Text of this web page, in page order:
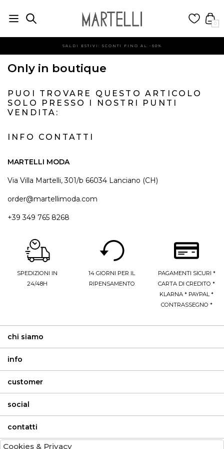
0
SALDI ESTIVI: SCONTI FINO AL -60%
Only in boutique
PUOI TROVARE QUESTO ARTICOLO
SOLO PRESSO I NOSTRI PUNTI
VENDITA:
INFO CONTATTI
MARTELLI MODA
Via Villa Martelli, 301/b 66034 Lanciano (CH)
order@martellimoda.com
+39 349 765 8268
SPEDIZIONI IN
24/48H
14 GIORNI PER IL
RIPENSAMENTO
PAGAMENTI SICURI *
CARTA DI CREDITO *
KLARNA * PAYPAL *
CONTRASSEGNO *
chi siamo
info
customer
social
contatti
Cookies & Privacy